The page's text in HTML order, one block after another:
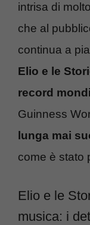
intrisa di
che al
continua a
Elio e le
record
Guinness
lunga mai
come è stato
Elio e le
musica: i